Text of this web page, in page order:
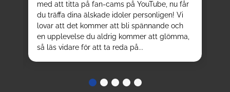
med att titta på fan-cams på YouTube, nu får
du träffa dina älskade idoler personligen! Vi
lovar att det kommer att bli spännande och
en upplevelse du aldrig kommer att glömma,
så läs vidare för att ta reda på...